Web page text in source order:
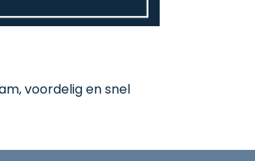
voordelig en snel